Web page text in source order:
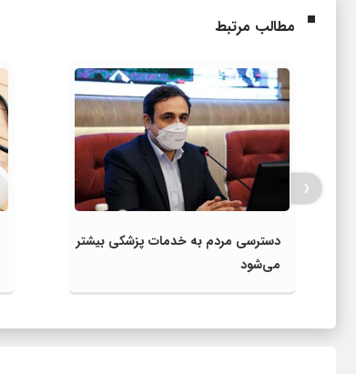
مطالب مرتبط
دسترسی مردم به خدمات پزشکی بیشتر
می‌شود
‹